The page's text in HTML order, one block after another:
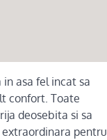
asa fel incat sa
confort. Toate
deosebita si sa
pentru